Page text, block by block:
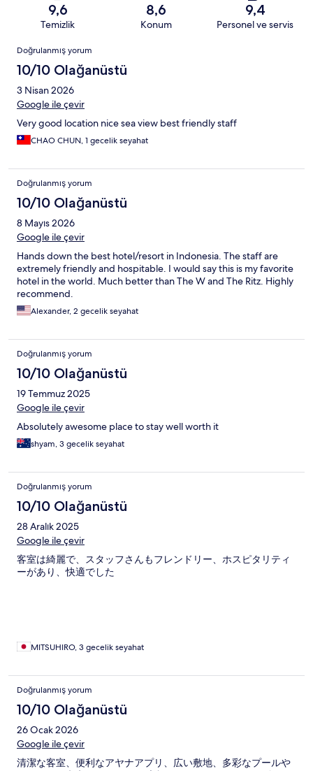
9,6
Temizlik
8,6
Konum
9,4
Personel ve servis
Yorumlar
Doğrulanmış yorum
10/10 Olağanüstü
3 Nisan 2026
Google ile çevir
Very good location nice sea view best friendly staff
CHAO CHUN, 1 gecelik seyahat
Doğrulanmış yorum
10/10 Olağanüstü
8 Mayıs 2026
Google ile çevir
Hands down the best hotel/resort in Indonesia. The staff are
extremely friendly and hospitable. I would say this is my favorite
hotel in the world. Much better than The W and The Ritz. Highly
recommend.
Alexander, 2 gecelik seyahat
Doğrulanmış yorum
10/10 Olağanüstü
19 Temmuz 2025
Google ile çevir
Absolutely awesome place to stay well worth it
shyam, 3 gecelik seyahat
Doğrulanmış yorum
10/10 Olağanüstü
28 Aralık 2025
Google ile çevir
客室は綺麗で、スタッフさんもフレンドリー、ホスピタリティ
ーがあり、快適でした
MITSUHIRO, 3 gecelik seyahat
Doğrulanmış yorum
10/10 Olağanüstü
26 Ocak 2026
Google ile çevir
清潔な客室、便利なアヤナアプリ、広い敷地、多彩なプールや